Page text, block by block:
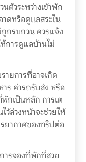
ตัวระหว่างเข้าพัก
าดหรือดูแลสระใน
ถูกรบกวน ควรแจ้ง
การดูแลบ้านไม่
ายการที่อาจเกิด
าร ค่ารถรับส่ง หรือ
พักเป็นหลัก การเต
ว้ล่วงหน้าจะช่วยให้
ยากาศของทริปต่อ
ารจองที่พักที่สวย